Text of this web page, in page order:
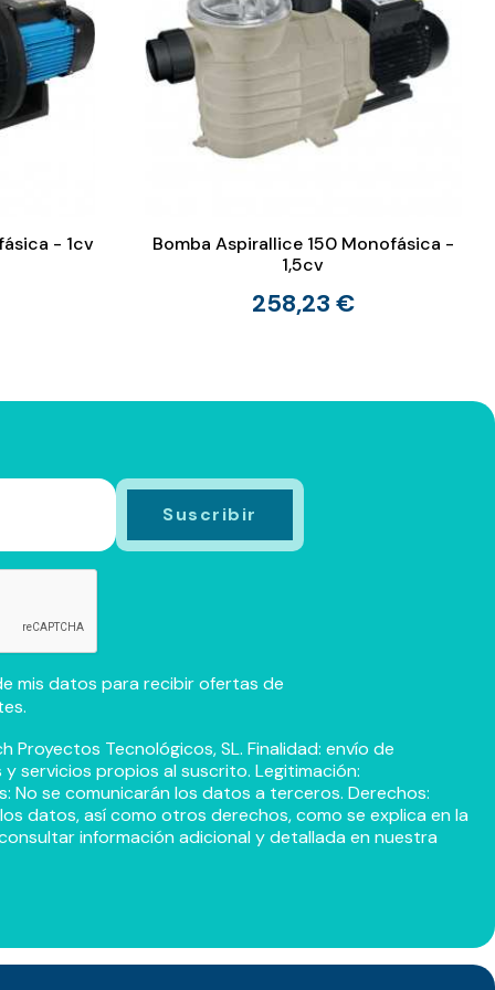
- 1cv
Bomba Aspirallice 150 Monofásica -
1,5cv
258,23 €
mis datos para recibir ofertas de
Proyectos Tecnológicos, SL. Finalidad: envío de
servicios propios al suscrito. Legitimación:
No se comunicarán los datos a terceros. Derechos:
datos, así como otros derechos, como se explica en la
información adicional y detallada en nuestra